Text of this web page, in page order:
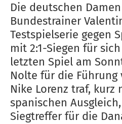
Die deutschen
Bundestrainer
Testspielserie gegen
mit 2:1-Siegen für
letzten Spiel am
Nolte für die Führung
Nike Lorenz traf, kurz
spanischen
Siegtreffer für die